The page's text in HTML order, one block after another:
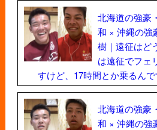
北海道の強豪
和 × 沖縄の強
樹｜遠征はど
は遠征でフェ
すけど、17時間とか乗るんで
北海道の強豪
和 × 沖縄の強